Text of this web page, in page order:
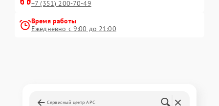
+7 (351) 200-70-49
Время работы
Ежедневно с 9:00 до 21:00
Сервисный центр APC